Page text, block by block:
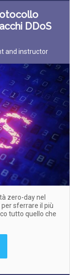
DDoS
and instructor
zero-day nel
sferrare il più
tutto quello che